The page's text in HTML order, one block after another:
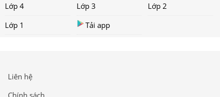
Lớp 4
Lớp 3
Lớp 2
Lớp 1
Tải app
Liên hệ
Chính sách